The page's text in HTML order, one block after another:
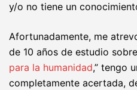
y/o no tiene un
Afortunadamente, me
de 10 años de estudio
para la humanidad,” tengo
completamente acertada,